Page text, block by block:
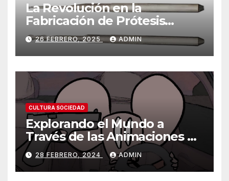
La Revolución en la
Fabricación de Prótesis
Parciales Removibles
26 FEBRERO, 2025 ADMIN
CULTURA SOCIEDAD
Explorando el Mundo a
Través de las Animaciones de
Olmo Cuarón / ¿Qué es el
autismo?
28 FEBRERO, 2024 ADMIN